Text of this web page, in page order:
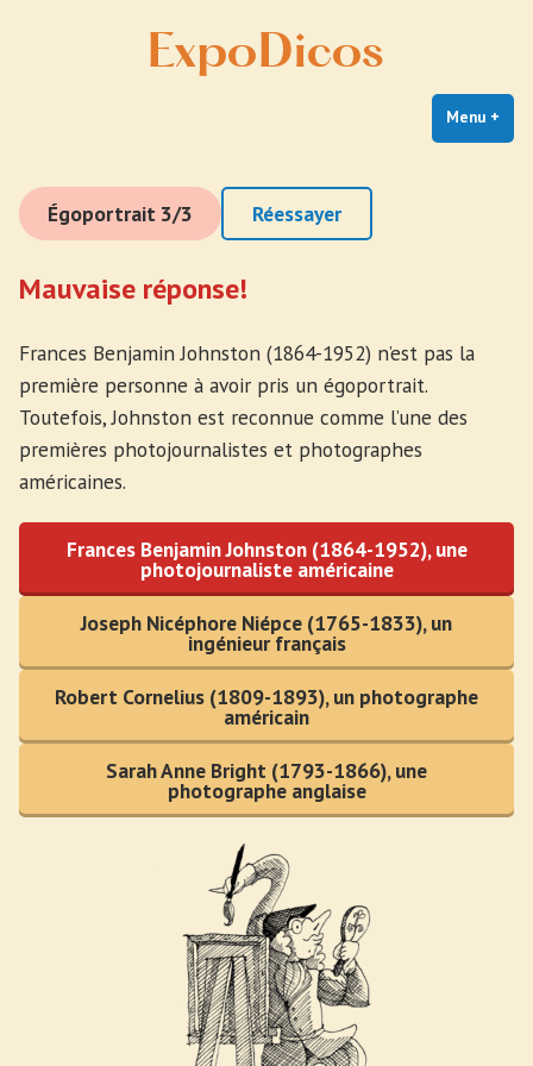
Menu +
Égoportrait 3/3 Réessayer
Mauvaise réponse!
Frances Benjamin Johnston (1864-1952) n’est pas la
première personne à avoir pris un égoportrait.
Toutefois, Johnston est reconnue comme l’une des
premières photojournalistes et photographes
américaines.
Frances Benjamin Johnston (1864-1952), une
photojournaliste américaine
Joseph Nicéphore Niépce (1765-1833), un
ingénieur français
Robert Cornelius (1809-1893), un photographe
américain
Sarah Anne Bright (1793-1866), une
photographe anglaise